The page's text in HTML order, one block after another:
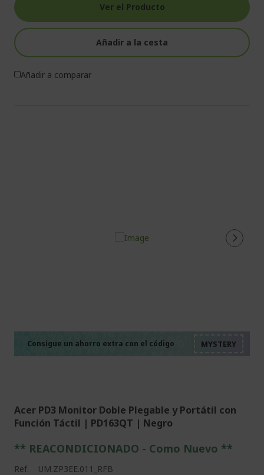
Ver el Producto
Añadir a la cesta
Añadir a comparar
Consigue un ahorro extra con el código
Acer PD3 Monitor Doble Plegable y Portátil con
Función Táctil | PD163QT | Negro
** REACONDICIONADO - Como Nuevo **
Ref. UM.ZP3EE.011_RFB